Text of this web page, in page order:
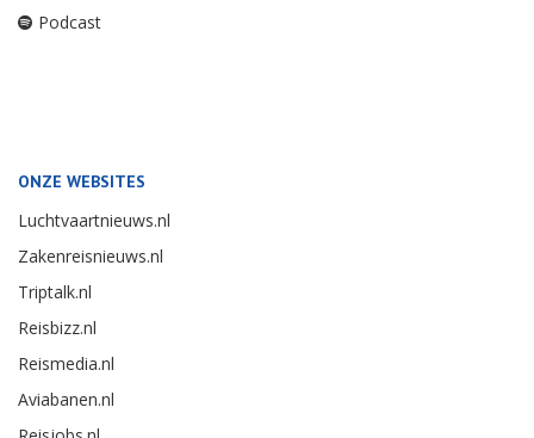
Podcast
ONZE WEBSITES
Luchtvaartnieuws.nl
Zakenreisnieuws.nl
Triptalk.nl
Reisbizz.nl
Reismedia.nl
Aviabanen.nl